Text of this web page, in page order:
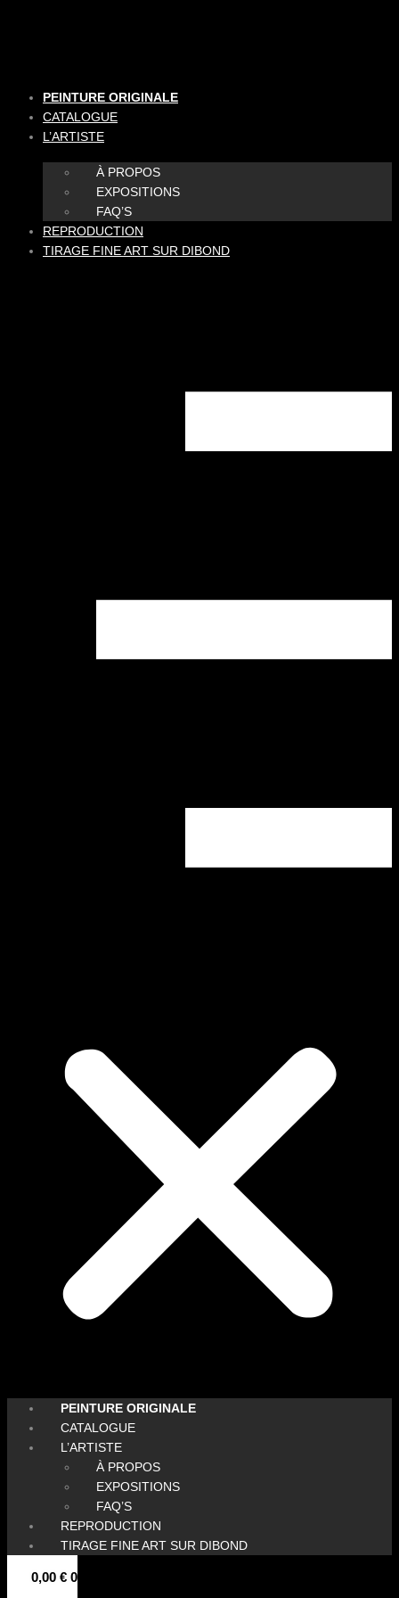
PEINTURE ORIGINALE
CATALOGUE
L’ARTISTE
À PROPOS
EXPOSITIONS
FAQ’S
REPRODUCTION
TIRAGE FINE ART SUR DIBOND
PEINTURE ORIGINALE
CATALOGUE
L’ARTISTE
À PROPOS
EXPOSITIONS
FAQ’S
REPRODUCTION
TIRAGE FINE ART SUR DIBOND
0,00 € 0